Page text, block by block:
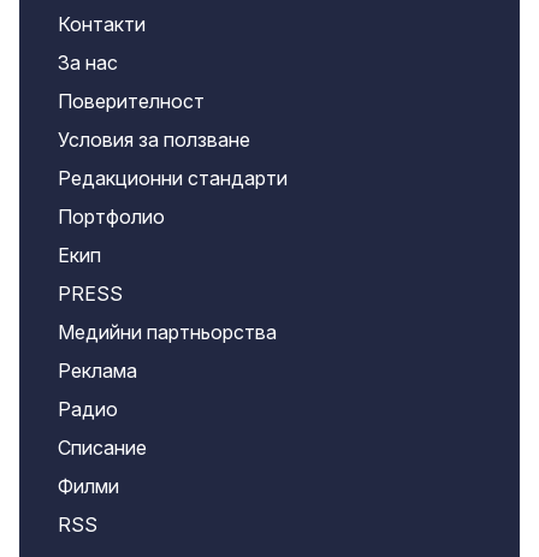
Контакти
За нас
Поверителност
Условия за ползване
Редакционни стандарти
Портфолио
Екип
PRESS
Медийни партньорства
Реклама
Радио
Списание
Филми
RSS